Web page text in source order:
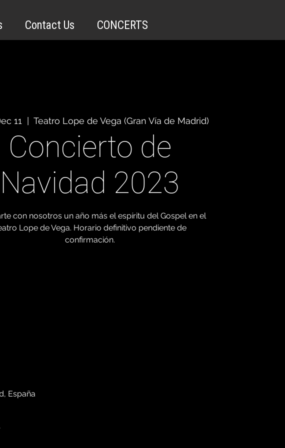
Contact Us CONCERTS
11
  |
Teatro Lope de Vega (Gran Vía de Madrid)
Concierto de
Navidad 2023
con nosotros un año más el espíritu del Gospel en el
Lope de Vega. Horario definitivo pendiente de
confirmación.
España